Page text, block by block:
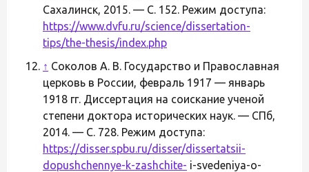
Сахалинск, 2015. — С. 152. Режим доступа:
https://www.dvfu.ru/science/dissertation-
tips/the-thesis/index.php
↑ Соколов А. В. Государство и Православная
церковь в России, февраль 1917 — январь
1918 гг. Диссертация на соискание ученой
степени доктора исторических наук. — СПб,
2014. — С. 728. Режим доступа:
https://disser.spbu.ru/disser/dissertatsii-
dopushchennye-k-zashchite- i-svedeniya-o-